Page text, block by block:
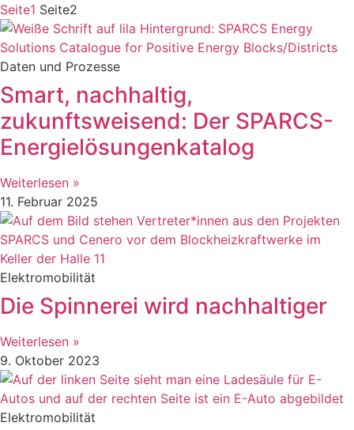
Seite1 Seite2
Daten und Prozesse
Smart, nachhaltig,
zukunftsweisend: Der SPARCS-
Energielösungenkatalog
Weiterlesen »
11. Februar 2025
Elektromobilität
Die Spinnerei wird nachhaltiger
Weiterlesen »
9. Oktober 2023
Elektromobilität